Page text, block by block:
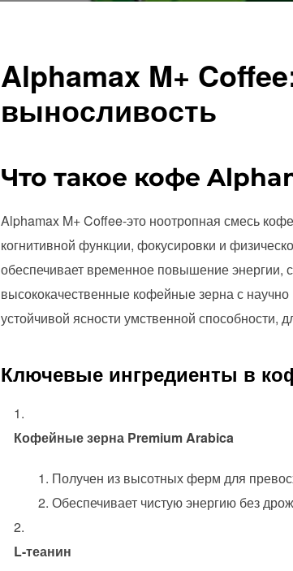
Alphamax M+
выносливость
Что такое кофе
Alphamax M+ Coffee-это ноотропная смесь
когнитивной функции, фокусировки и
обеспечивает временное повышение энергии,
высококачественные кофейные зерна с
устойчивой ясности умственной способности,
Ключевые ингредиенты в
Кофейные зерна Premium Arabica
Получен из высотных ферм для
Обеспечивает чистую энергию без
L-теанин